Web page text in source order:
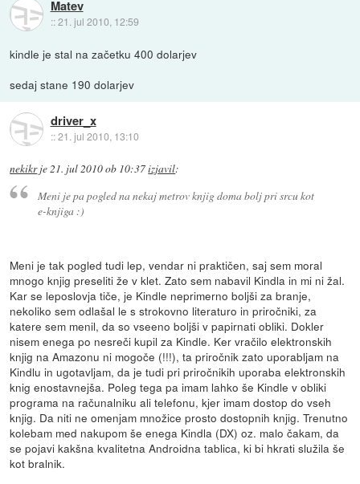
Matev
::21. jul 2010, 12:59
kindle je stal na začetku 400 dolarjev
sedaj stane 190 dolarjev
driver_x
::21. jul 2010, 13:10
nekikrje21. jul 2010 ob 10:37izjavil:
Meni je pa pogled na nekaj metrov knjig doma bolj pri srcu kot
e-knjiga :)
Meni je tak pogled tudi lep, vendar ni praktičen, saj sem moral
mnogo knjig preseliti že v klet. Zato sem nabavil Kindla in mi ni žal.
Kar se leposlovja tiče, je Kindle neprimerno boljši za branje,
nekoliko sem odlašal le s strokovno literaturo in priročniki, za
katere sem menil, da so vseeno boljši v papirnati obliki. Dokler
nisem enega po nesreči kupil za Kindle. Ker vračilo elektronskih
knjig na Amazonu ni mogoče (!!!), ta priročnik zato uporabljam na
Kindlu in ugotavljam, da je tudi pri priročnikih uporaba elektronskih
knig enostavnejša. Poleg tega pa imam lahko še Kindle v obliki
programa na računalniku ali telefonu, kjer imam dostop do vseh
knjig. Da niti ne omenjam množice prosto dostopnih knjig. Trenutno
kolebam med nakupom še enega Kindla (DX) oz. malo čakam, da
se pojavi kakšna kvalitetna Androidna tablica, ki bi hkrati služila še
kot bralnik.